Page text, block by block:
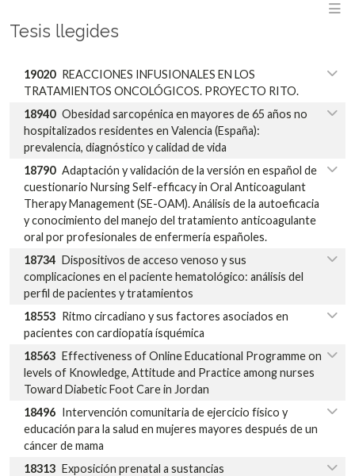
Tesis llegides
19020 REACCIONES INFUSIONALES EN LOS
TRATAMIENTOS ONCOLÓGICOS. PROYECTO RITO.
18940 Obesidad sarcopénica en mayores de 65 años no
hospitalizados residentes en Valencia (España):
prevalencia, diagnóstico y calidad de vida
18790 Adaptación y validación de la versión en español de
cuestionario Nursing Self-efficacy in Oral Anticoagulant
Therapy Management (SE-OAM). Análisis de la autoeficacia
y conocimiento del manejo del tratamiento anticoagulante
oral por profesionales de enfermería españoles.
18734 Dispositivos de acceso venoso y sus
complicaciones en el paciente hematológico: análisis del
perfil de pacientes y tratamientos
18553 Ritmo circadiano y sus factores asociados en
pacientes con cardiopatía ísquémica
18563 Effectiveness of Online Educational Programme on
levels of Knowledge, Attitude and Practice among nurses
Toward Diabetic Foot Care in Jordan
18496 Intervención comunitaria de ejercicio físico y
educación para la salud en mujeres mayores después de un
cáncer de mama
18313 Exposición prenatal a sustancias